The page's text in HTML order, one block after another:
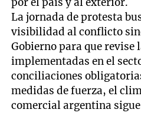
La jornada de protesta
visibilidad al conflicto
Gobierno para que revise
implementadas en el
conciliaciones
medidas de fuerza, el
comercial argentina